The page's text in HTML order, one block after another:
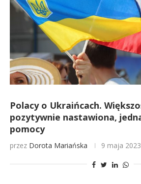
Polacy o Ukraińcach.
pozytywnie nastawiona,
pomocy
przez Dorota Mariańska 9 maja 2023